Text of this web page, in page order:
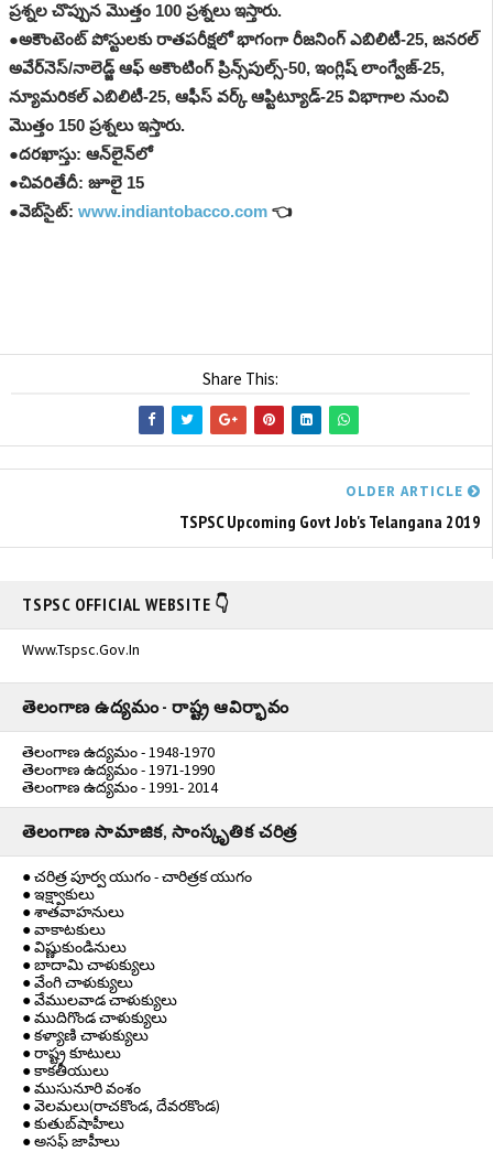
ప్రశ్నల చొప్పున మొత్తం 100 ప్రశ్నలు ఇస్తారు.
●అకౌంటెంట్ పోస్టులకు రాతపరీక్షలో భాగంగా రీజనింగ్ ఎబిలిటీ-25, జనరల్
అవేర్‌నెస్/నాలెడ్జ్ ఆఫ్ అకౌంటింగ్ ప్రిన్స్‌పుల్స్-50, ఇంగ్లిష్ లాంగ్వేజ్-25,
న్యూమరికల్ ఎబిలిటీ-25, ఆఫీస్ వర్క్ ఆప్టిట్యూడ్-25 విభాగాల నుంచి
మొత్తం 150 ప్రశ్నలు ఇస్తారు.
●దరఖాస్తు: ఆన్‌లైన్‌లో
●చివరితేదీ: జూలై 15
●వెబ్‌సైట్: www.indiantobacco.com 👈
Share This:
OLDER ARTICLE
TSPSC Upcoming Govt Job's Telangana 2019
TSPSC OFFICIAL WEBSITE 👇
Www.tspsc.gov.in
తెలంగాణ ఉద్యమం - రాష్ట్ర ఆవిర్భావం
తెలంగాణ ఉద్యమం - 1948-1970
తెలంగాణ ఉద్యమం - 1971-1990
తెలంగాణ ఉద్యమం - 1991- 2014
తెలంగాణ సామాజిక, సాంస్కృతిక చరిత్ర
● చరిత్ర పూర్వ యుగం - చారిత్రక యుగం
● ఇక్ష్వాకులు
● శాతవాహనులు
● వాకాటకులు
● విష్ణుకుండినులు
● బాదామి చాళుక్యులు
● వేంగి చాళుక్యులు
● వేములవాడ చాళుక్యులు
● ముదిగొండ చాళుక్యులు
● కళ్యాణి చాళుక్యులు
● రాష్ట్ర కూటులు
● కాకతీయులు
● ముసునూరి వంశం
● వెలమలు(రాచకొండ, దేవరకొండ)
● కుతుబ్‌షాహీలు
● అసఫ్ జాహీలు